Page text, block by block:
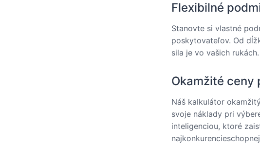
Flexibilné
Stanovte si vlastné
poskytovateľov. Od
sila je vo vašich
Okamžité ceny
Náš kalkulátor
svoje náklady pri
inteligenciou, ktoré